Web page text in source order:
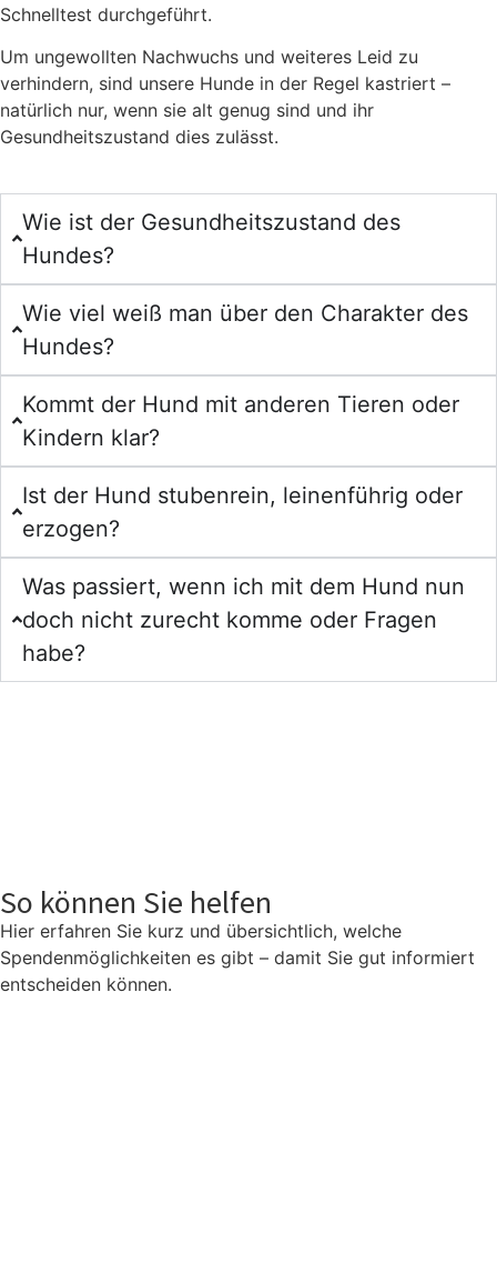
Schnelltest durchgeführt.
Um ungewollten Nachwuchs und weiteres Leid zu
verhindern, sind unsere Hunde in der Regel kastriert –
natürlich nur, wenn sie alt genug sind und ihr
Gesundheitszustand dies zulässt.
Wie ist der Gesundheitszustand des
Hundes?
Wie viel weiß man über den Charakter des
Hundes?
Kommt der Hund mit anderen Tieren oder
Kindern klar?
Ist der Hund stubenrein, leinenführig oder
erzogen?
Was passiert, wenn ich mit dem Hund nun
doch nicht zurecht komme oder Fragen
habe?
So können Sie helfen
Hier erfahren Sie kurz und übersichtlich, welche
Spendenmöglichkeiten es gibt – damit Sie gut informiert
entscheiden können.